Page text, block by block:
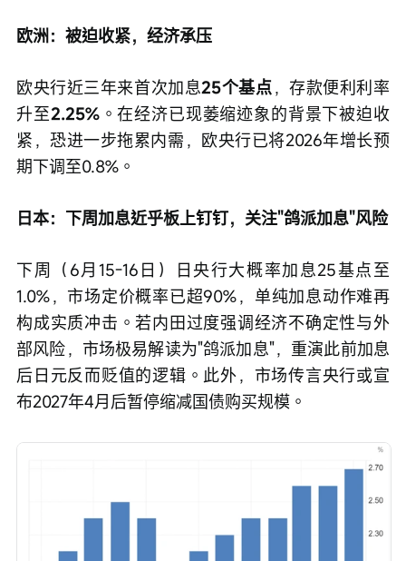
欧洲：被迫收紧，经济承压
欧央行近三年来首次加息25个基点，存款便利利率
升至2.25%。在经济已现萎缩迹象的背景下被迫收
紧，恐进一步拖累内需，欧央行已将2026年增长预
期下调至0.8%。
日本：下周加息近乎板上钉钉，关注"鸽派加息"风险
下周（6月15-16日）日央行大概率加息25基点至
1.0%，市场定价概率已超90%，单纯加息动作难再
构成实质冲击。若内田过度强调经济不确定性与外
部风险，市场极易解读为"鸽派加息"，重演此前加息
后日元反而贬值的逻辑。此外，市场传言央行或宣
布2027年4月后暂停缩减国债购买规模。